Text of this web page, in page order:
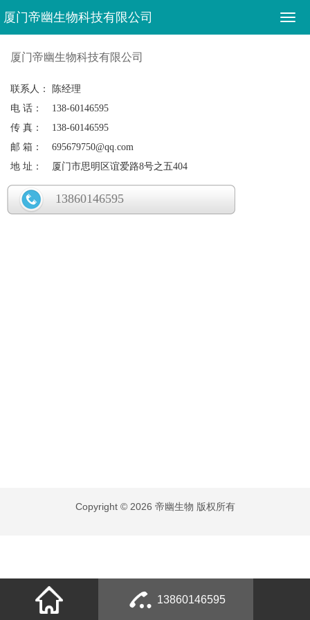
厦门帝幽生物科技有限公司
厦门帝幽生物科技有限公司
联系人：
陈经理
电 话：
138-60146595
传 真：
138-60146595
邮 箱：
695679750@qq.com
地 址：
厦门市思明区谊爱路8号之五404
13860146595
Copyright © 2026 帝幽生物 版权所有
13860146595